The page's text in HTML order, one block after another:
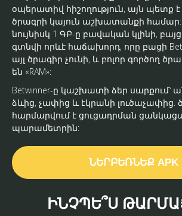
օպերատիվ հիշողություն, այն պետք
ծրագրի կայուն աշխատանքի համար:
նույնիսկ 1 ԳԲ-ը բավական կլինի,
գտնվի որևէ հաճախորդ, որը բացի
այլ ծրագիր չունի, և բոլոր գործող
են «RAM»:
Betwinner-ը կաշխատի ձեր սարքում՝
ձևից, չափից և էկրանի լուծաչափից.
հարմարվում է ցուցադրման
պարամետրին:
ՆԵՐԲԵՌՆԵՔ APK
ԻՆՉՊԵ՞Ս